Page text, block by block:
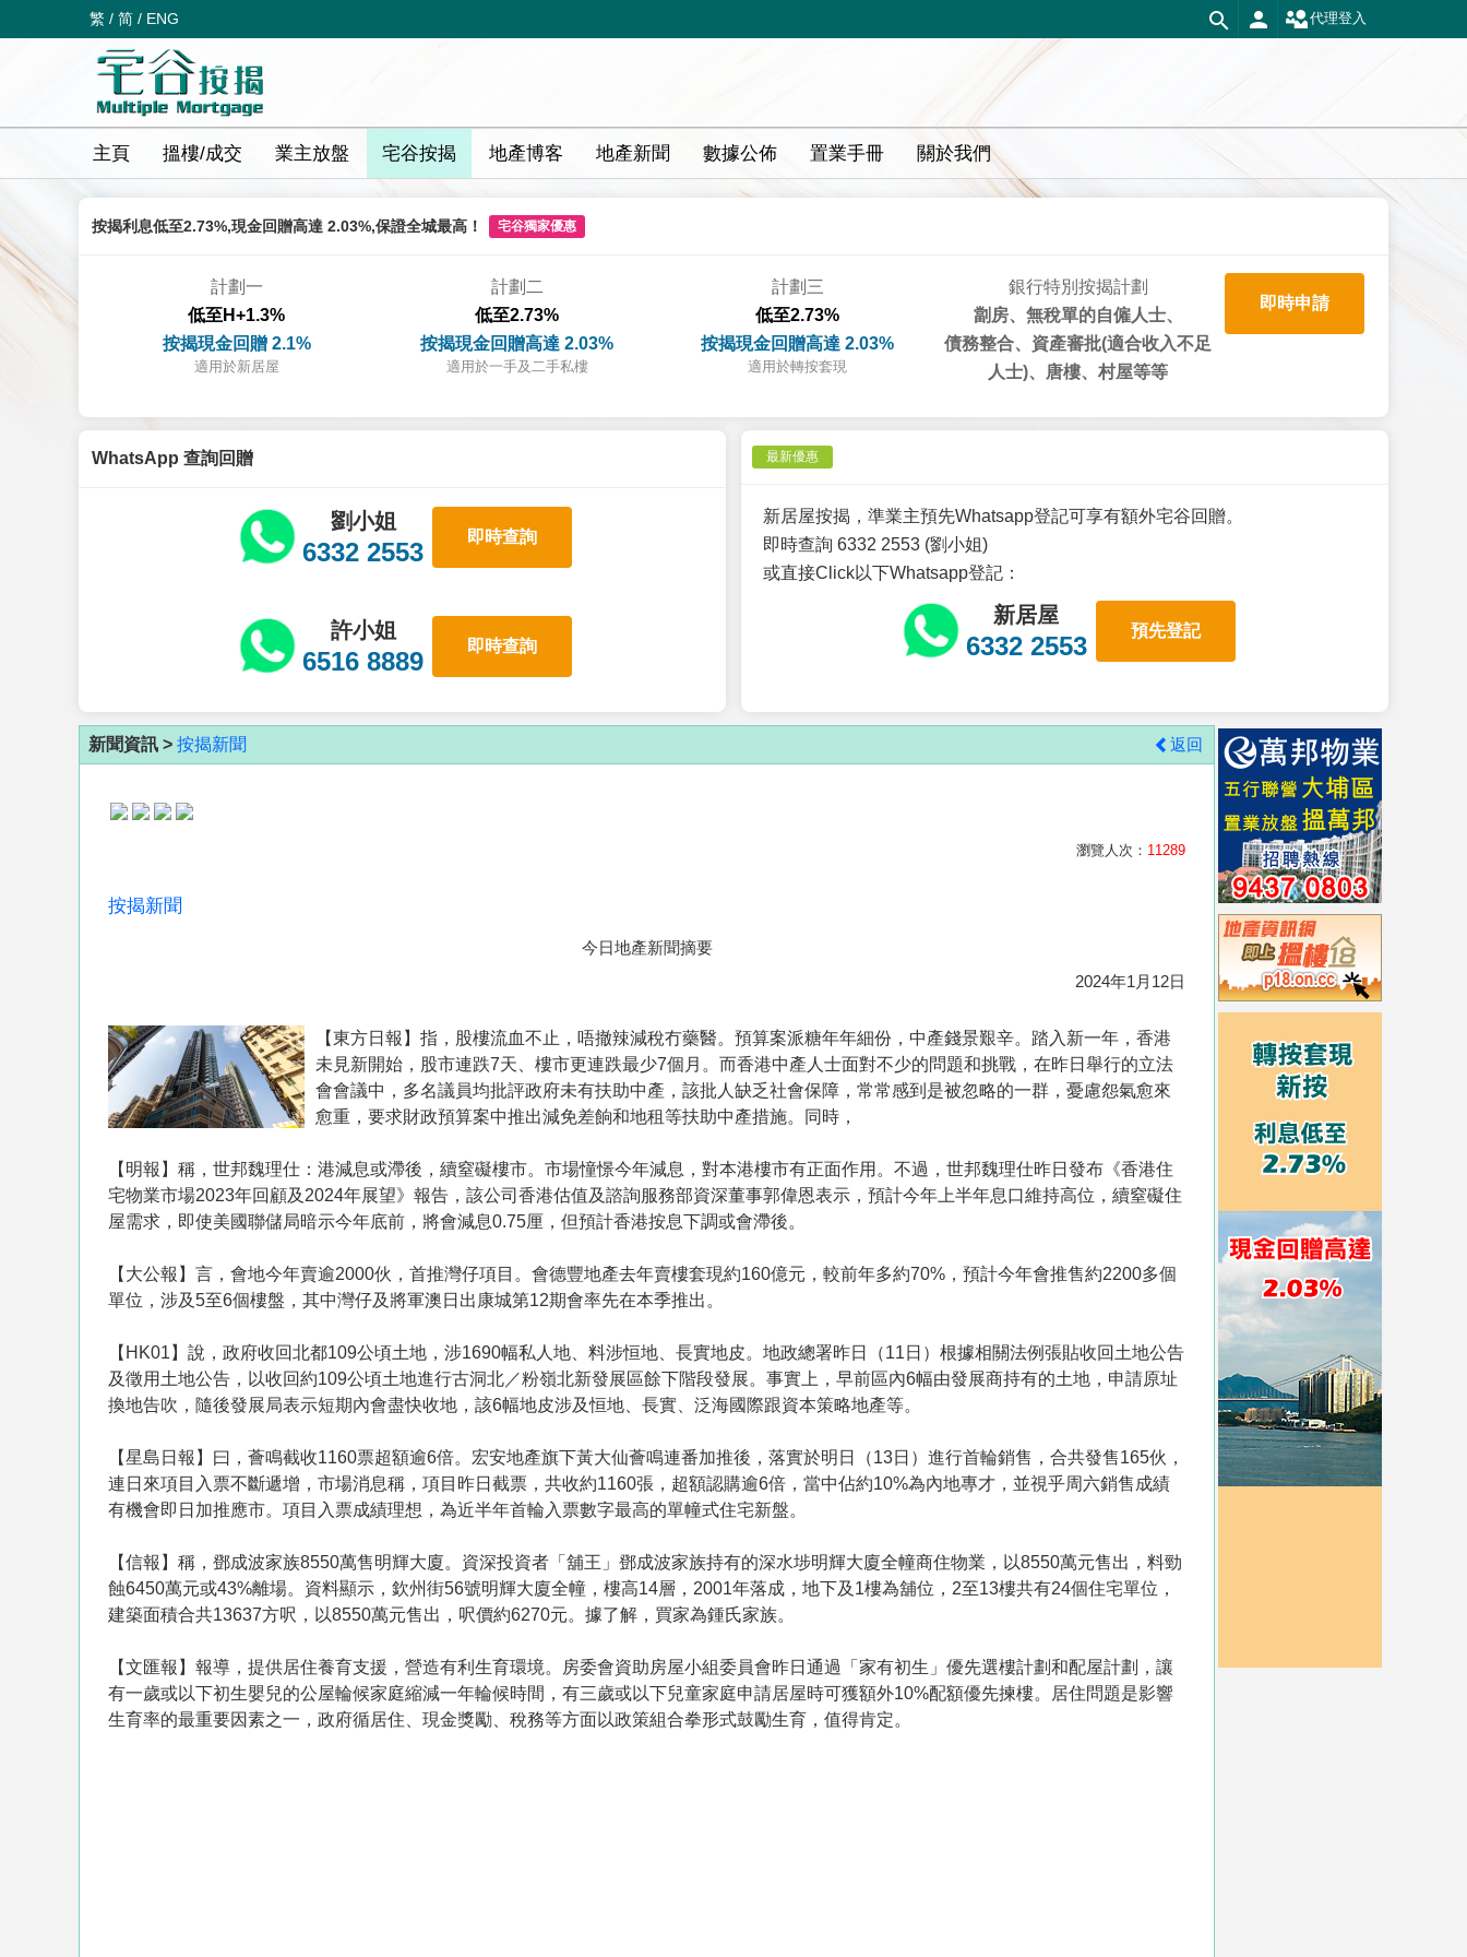
繁 / 简 / ENG 代理登入
主頁 搵樓/成交 業主放盤 宅谷按揭 地產博客 地產新聞 數據公佈 置業手冊 關於我們
按揭利息低至2.73%,現金回贈高達 2.03%,保證全城最高！ 宅谷獨家優惠
計劃一
低至H+1.3%
按揭現金回贈 2.1%
適用於新居屋
計劃二
低至2.73%
按揭現金回贈高達 2.03%
適用於一手及二手私樓
計劃三
低至2.73%
按揭現金回贈高達 2.03%
適用於轉按套現
銀行特別按揭計劃
劏房、無稅單的自僱人士、
債務整合、資產審批(適合收入不足
人士)、唐樓、村屋等等
即時申請
WhatsApp 查詢回贈
劉小姐
6332 2553
即時查詢
許小姐
6516 8889
即時查詢
最新優惠
新居屋按揭，準業主預先Whatsapp登記可享有額外宅谷回贈。
即時查詢 6332 2553 (劉小姐)
或直接Click以下Whatsapp登記：
新居屋
6332 2553
預先登記
新聞資訊 > 按揭新聞 返回
瀏覽人次： 11289
按揭新聞
今日地產新聞摘要
2024年1月12日
【東方日報】指，股樓流血不止，唔撤辣減稅冇藥醫。預算案派糖年年細份，中產錢景艱辛。踏入新一年，香港
未見新開始，股市連跌7天、樓市更連跌最少7個月。而香港中產人士面對不少的問題和挑戰，在昨日舉行的立法
會會議中，多名議員均批評政府未有扶助中產，該批人缺乏社會保障，常常感到是被忽略的一群，憂慮怨氣愈來
愈重，要求財政預算案中推出減免差餉和地租等扶助中產措施。同時，
【明報】稱，世邦魏理仕：港減息或滯後，續窒礙樓市。市場憧憬今年減息，對本港樓市有正面作用。不過，世邦魏理仕昨日發布《香港住
宅物業市場2023年回顧及2024年展望》報告，該公司香港估值及諮詢服務部資深董事郭偉恩表示，預計今年上半年息口維持高位，續窒礙住
屋需求，即使美國聯儲局暗示今年底前，將會減息0.75厘，但預計香港按息下調或會滯後。
【大公報】言， 會地今年賣逾2000伙， 首推灣仔項目。會德豐地產去年賣樓套現約160億元，較前年多約70%，預計今年會推售約2200多個
單位，涉及5至6個樓盤，其中灣仔及將軍澳日出康城第12期會率先在本季推出。
【HK01】說，政府收回北都109公頃土地，涉1690幅私人地、料涉恒地、長實地皮。地政總署昨日（11日）根據相關法例張貼收回土地公告
及徵用土地公告，以收回約109公頃土地進行古洞北／粉嶺北新發展區餘下階段發展。事實上，早前區內6幅由發展商持有的土地，申請原址
換地告吹，隨後發展局表示短期內會盡快收地，該6幅地皮涉及恒地、長實、泛海國際跟資本策略地產等。
【星島日報】曰，薈鳴截收1160票超額逾6倍。宏安地產旗下黃大仙薈鳴連番加推後，落實於明日（13日）進行首輪銷售，合共發售165伙，
連日來項目入票不斷遞增，市場消息稱，項目昨日截票，共收約1160張，超額認購逾6倍，當中佔約10%為內地專才，並視乎周六銷售成績
有機會即日加推應市。項目入票成績理想，為近半年首輪入票數字最高的單幢式住宅新盤。
【信報】稱，鄧成波家族8550萬售明輝大廈。資深投資者「舖王」鄧成波家族持有的深水埗明輝大廈全幢商住物業，以8550萬元售出，料勁
蝕6450萬元或43%離場。資料顯示，欽州街56號明輝大廈全幢，樓高14層，2001年落成，地下及1樓為舖位，2至13樓共有24個住宅單位，
建築面積合共13637方呎，以8550萬元售出，呎價約6270元。據了解，買家為鍾氏家族。
【文匯報】報導，提供居住養育支援，營造有利生育環境。房委會資助房屋小組委員會昨日通過「家有初生」優先選樓計劃和配屋計劃，讓
有一歲或以下初生嬰兒的公屋輪候家庭縮減一年輪候時間，有三歲或以下兒童家庭申請居屋時可獲額外10%配額優先揀樓。居住問題是影響
生育率的最重要因素之一，政府循居住、現金獎勵、稅務等方面以政策組合拳形式鼓勵生育，值得肯定。